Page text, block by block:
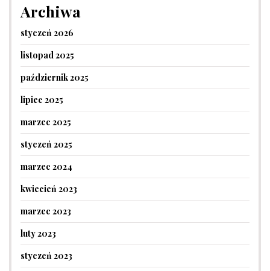
Archiwa
styczeń 2026
listopad 2025
październik 2025
lipiec 2025
marzec 2025
styczeń 2025
marzec 2024
kwiecień 2023
marzec 2023
luty 2023
styczeń 2023